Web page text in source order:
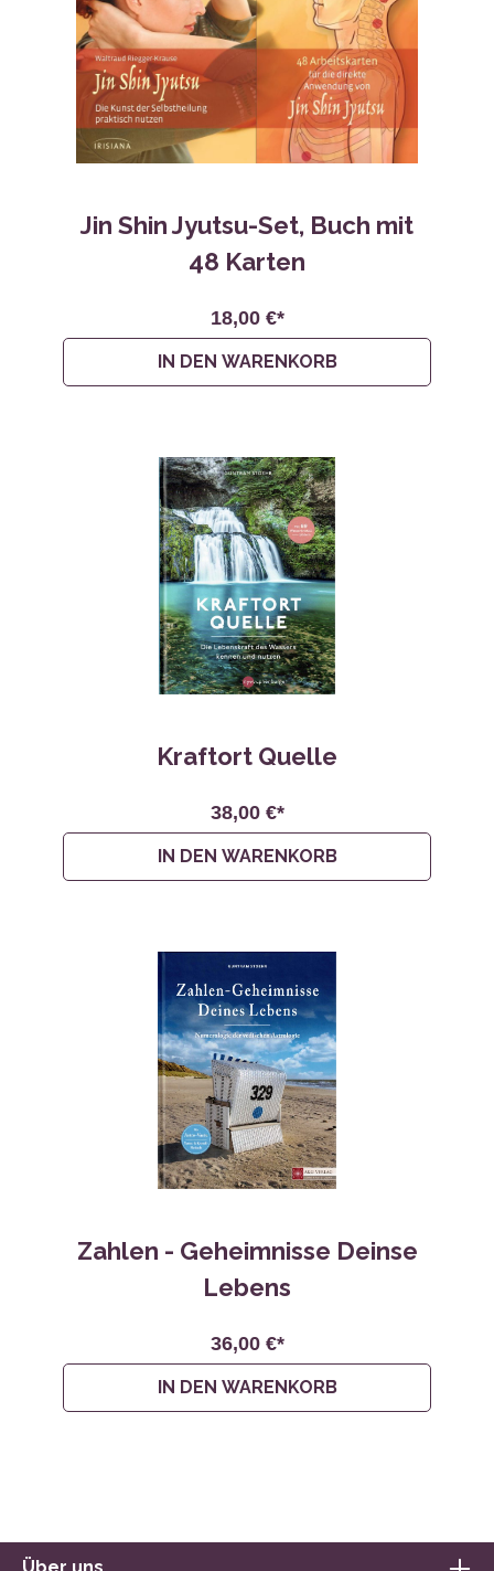
Jin Shin Jyutsu-Set, Buch mit
48 Karten
18,00 €*
IN DEN WARENKORB
Kraftort Quelle
38,00 €*
IN DEN WARENKORB
Zahlen - Geheimnisse Deinse
Lebens
36,00 €*
IN DEN WARENKORB
Über uns